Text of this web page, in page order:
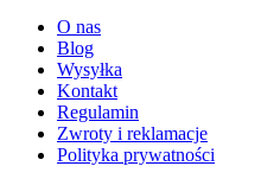
O nas
Blog
Wysyłka
Kontakt
Regulamin
Zwroty i reklamacje
Polityka prywatności